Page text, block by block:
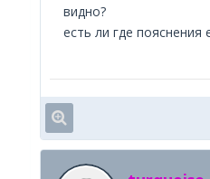
видно?
есть ли где пояснения